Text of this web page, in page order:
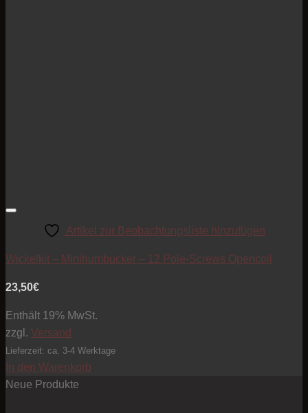
Artikel zur Beobachtungsliste hinzufügen
Wickelkit – Minihumbucker – 12 Pole-Screws Opencoil
23,50€
Enthält 19% MwSt.
zzgl. Versand
Lieferzeit: ca. 3-4 Werktage
In den Warenkorb
Neue Produkte